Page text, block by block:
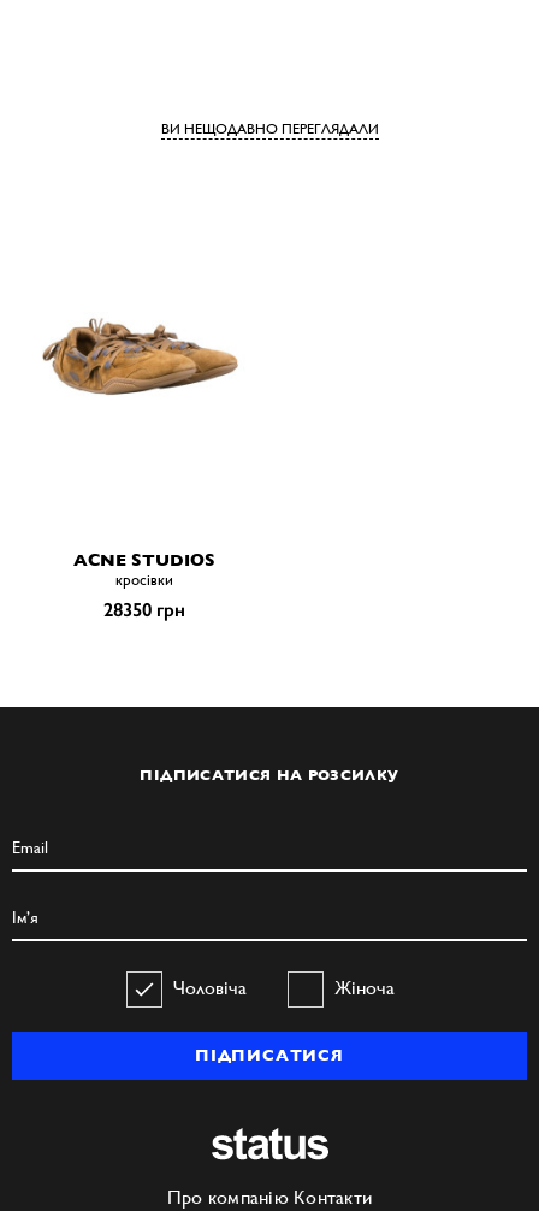
ВИ НЕЩОДАВНО ПЕРЕГЛЯДАЛИ
ACNE STUDIOS
кросівки
28350 грн
ПІДПИСАТИСЯ НА РОЗСИЛКУ
Чоловіча Жіноча
ПІДПИСАТИСЯ
Про компанію Контакти